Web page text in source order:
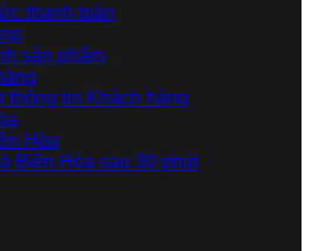
thanh toán
sản phẩm
thông tin Khách hàng
Hòa
Biên Hòa sau 30 phút